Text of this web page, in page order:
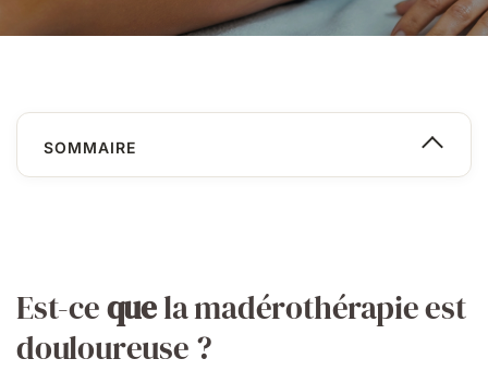
SOMMAIRE
Est-cequela madérothérapie est
douloureuse ?